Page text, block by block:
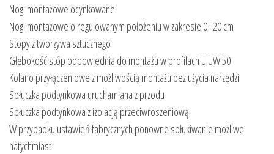
Nogi montażowe ocynkowane
Nogi montażowe o regulowanym położeniu w zakresie 0–20 cm
Stopy z tworzywa sztucznego
Głębokość stóp odpowiednia do montażu w profilach U UW 50
Kolano przyłączeniowe z możliwością montażu bez użycia narzędzi
Spłuczka podtynkowa uruchamiana z przodu
Spłuczka podtynkowa z izolacją przeciwroszeniową
W przypadku ustawień fabrycznych ponowne spłukiwanie możliwe
natychmiast